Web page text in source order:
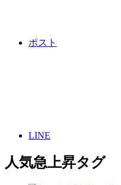
ポスト
LINE
人気急上昇タグ